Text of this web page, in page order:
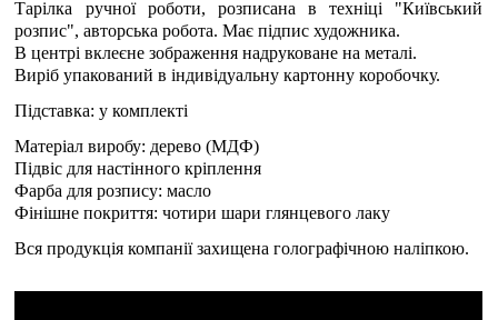
Тарілка ручної роботи, розписана в техніці "Київський
розпис", авторська робота. Має підпис художника.
В центрі вклеєне зображення надруковане на металі.
Виріб упакований в індивідуальну картонну коробочку.
Підставка: у комплекті
Матеріал виробу: дерево (МДФ)
Підвіс для настінного кріплення
Фарба для розпису: масло
Фінішне покриття: чотири шари глянцевого лаку
Вся продукція компанії захищена голографічною наліпкою.